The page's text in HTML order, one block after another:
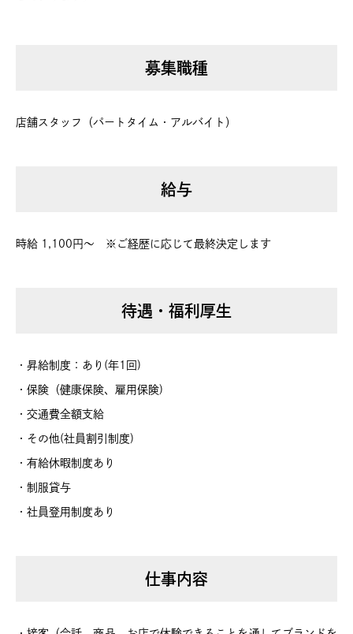
募集職種
店舗スタッフ（パートタイム・アルバイト）
給与
時給 1,100円～ ※ご経歴に応じて最終決定します
待遇・福利厚生
・昇給制度：あり(年1回)
・保険（健康保険、雇用保険)
・交通費全額支給
・その他(社員割引制度)
・有給休暇制度あり
・制服貸与
・社員登用制度あり
仕事内容